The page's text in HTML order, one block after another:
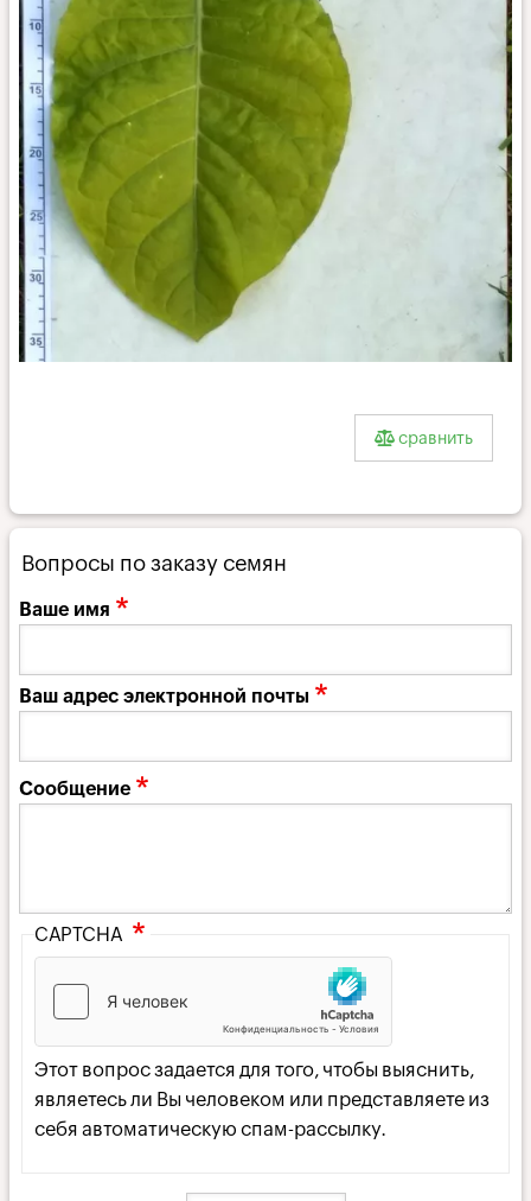
сравнить
Вопросы по заказу семян
Ваше имя
Ваш адрес электронной почты
Сообщение
CAPTCHA
Этот вопрос задается для того, чтобы выяснить,
являетесь ли Вы человеком или представляете из
себя автоматическую спам-рассылку.